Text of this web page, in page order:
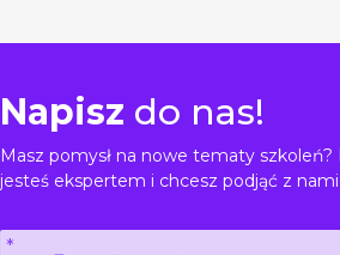
Napisz do nas!
Masz pomysł na nowe tematy
jesteś ekspertem i chcesz podjąć z nami
Imię